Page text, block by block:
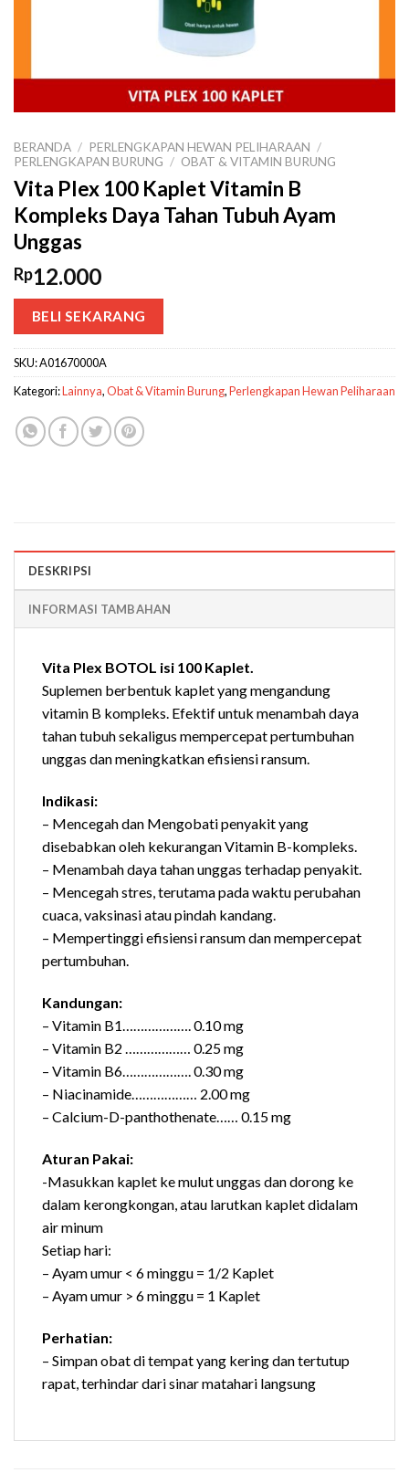
BERANDA / PERLENGKAPAN HEWAN PELIHARAAN /
PERLENGKAPAN BURUNG / OBAT & VITAMIN BURUNG
Vita Plex 100 Kaplet Vitamin B
Kompleks Daya Tahan Tubuh Ayam
Unggas
Rp12.000
BELI SEKARANG
SKU:A01670000A
Kategori:Lainnya,Obat & Vitamin Burung,Perlengkapan Hewan Peliharaan
DESKRIPSI
INFORMASI TAMBAHAN
Vita Plex BOTOL isi 100 Kaplet.
Suplemen berbentuk kaplet yang mengandung
vitamin B kompleks. Efektif untuk menambah daya
tahan tubuh sekaligus mempercepat pertumbuhan
unggas dan meningkatkan efisiensi ransum.
lndikasi:
– Mencegah dan Mengobati penyakit yang
disebabkan oleh kekurangan Vitamin B-kompleks.
– Menambah daya tahan unggas terhadap penyakit.
– Mencegah stres, terutama pada waktu perubahan
cuaca, vaksinasi atau pindah kandang.
– Mempertinggi efisiensi ransum dan mempercepat
pertumbuhan.
Kandungan:
– Vitamin B1………………. 0.10 mg
– Vitamin B2 ……………… 0.25 mg
– Vitamin B6………………. 0.30 mg
– Niacinamide……………… 2.00 mg
– Calcium-D-panthothenate…… 0.15 mg
Aturan Pakai:
-Masukkan kaplet ke mulut unggas dan dorong ke
dalam kerongkongan, atau larutkan kaplet didalam
air minum
Setiap hari:
– Ayam umur < 6 minggu = 1/2 Kaplet
– Ayam umur > 6 minggu = 1 Kaplet
Perhatian:
– Simpan obat di tempat yang kering dan tertutup
rapat, terhindar dari sinar matahari langsung